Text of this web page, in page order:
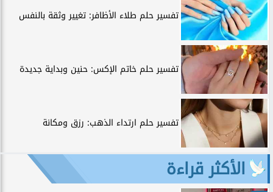
تفسير حلم طلاء الأظافر: تغيير وثقة بالنفس
تفسير حلم خاتم الإكس: حنين وبداية جديدة
تفسير حلم ارتداء الذهب: رزق ومكانة
الأكثر قراءة